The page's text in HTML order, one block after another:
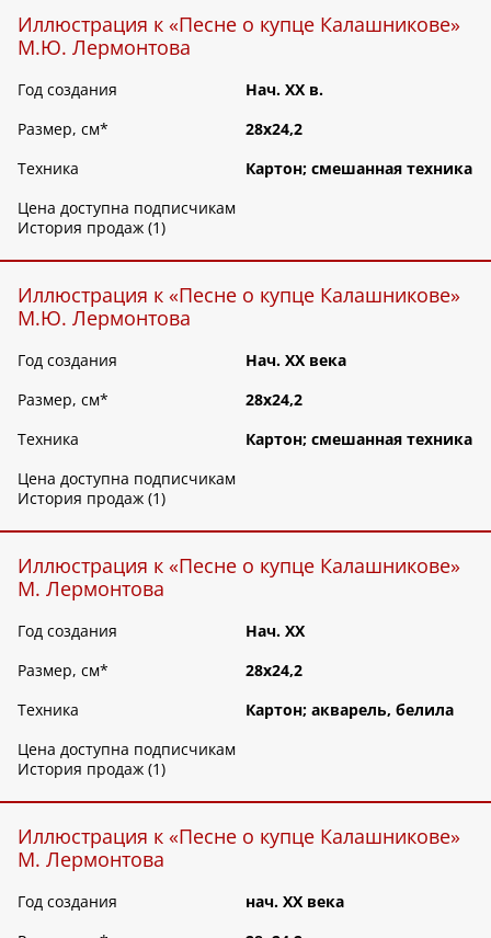
Иллюстрация к «Песне о купце Калашникове»
М.Ю. Лермонтова
Год создания
Нач. XX в.
Размер, см*
28х24,2
Техника
Картон; смешанная техника
Цена доступна подписчикам
История продаж (1)
Иллюстрация к «Песне о купце Калашникове»
М.Ю. Лермонтова
Год создания
Нач. ХХ века
Размер, см*
28х24,2
Техника
Картон; смешанная техника
Цена доступна подписчикам
История продаж (1)
Иллюстрация к «Песне о купце Калашникове»
М. Лермонтова
Год создания
Нач. XX
Размер, см*
28х24,2
Техника
Картон; акварель, белила
Цена доступна подписчикам
История продаж (1)
Иллюстрация к «Песне о купце Калашникове»
М. Лермонтова
Год создания
нач. ХХ века